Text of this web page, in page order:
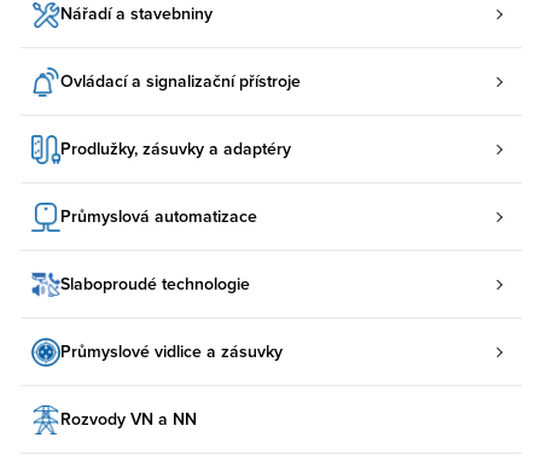
Nářadí a stavebniny
Ovládací a signalizační přístroje
Prodlužky, zásuvky a adaptéry
Průmyslová automatizace
Slaboproudé technologie
Průmyslové vidlice a zásuvky
Rozvody VN a NN